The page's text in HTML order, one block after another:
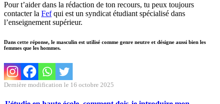
Pour t’aider dans la rédaction de ton recours, tu peux toujours
contacter la Fefqui est un syndicat étudiant spécialisé dans
l’enseignement supérieur.
Dans cette réponse, le masculin est utilisé comme genre neutre et désigne aussi bien les
femmes que les hommes.
Dernière modification le 16 octobre 2025